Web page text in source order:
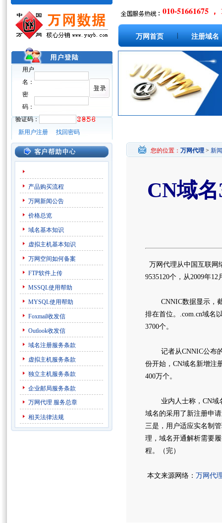
用户
名：
密
码：
验证码：
新用户注册
找回密码
010-51661675 ，
万网首页 注册域名
产品购买流程
万网新闻公告
价格总览
域名基本知识
虚拟主机基本知识
万网空间如何备案
FTP软件上传
MSSQL使用帮助
MYSQL使用帮助
Foxmail收发信
Outlook收发信
域名注册服务条款
虚拟主机服务条款
独立主机服务条款
企业邮局服务条款
万网代理 服务总章
相关法律法规
您的位置： 万网代理 > 新
CN域
万网代理从中国互联网
9535120个，从2009年
CNNIC数据显示，截
排在首位。.com.cn域名
3700个。
记者从CNNIC公布的
份开始，CN域名新增注
400万个。
业内人士称，CN域名
域名的采用了新注册申
三是，用户适应实名制
理，域名开通解析需要
程。（完）
本文来源网络： 万网代